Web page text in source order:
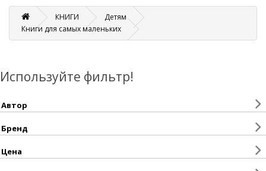
КНИГИ
Детям
Книги для самых маленьких
Используйте фильтр!
Автор
Бренд
Цена